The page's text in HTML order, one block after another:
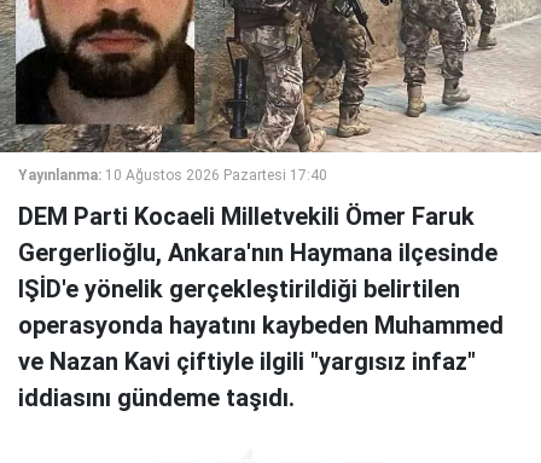
Yayınlanma: 10 Ağustos 2026 Pazartesi 17:40
DEM Parti Kocaeli Milletvekili Ömer Faruk
Gergerlioğlu, Ankara'nın Haymana ilçesinde
IŞİD'e yönelik gerçekleştirildiği belirtilen
operasyonda hayatını kaybeden Muhammed
ve Nazan Kavi çiftiyle ilgili "yargısız infaz"
iddiasını gündeme taşıdı.